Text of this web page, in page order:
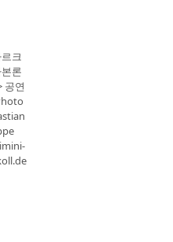
크
론
공연